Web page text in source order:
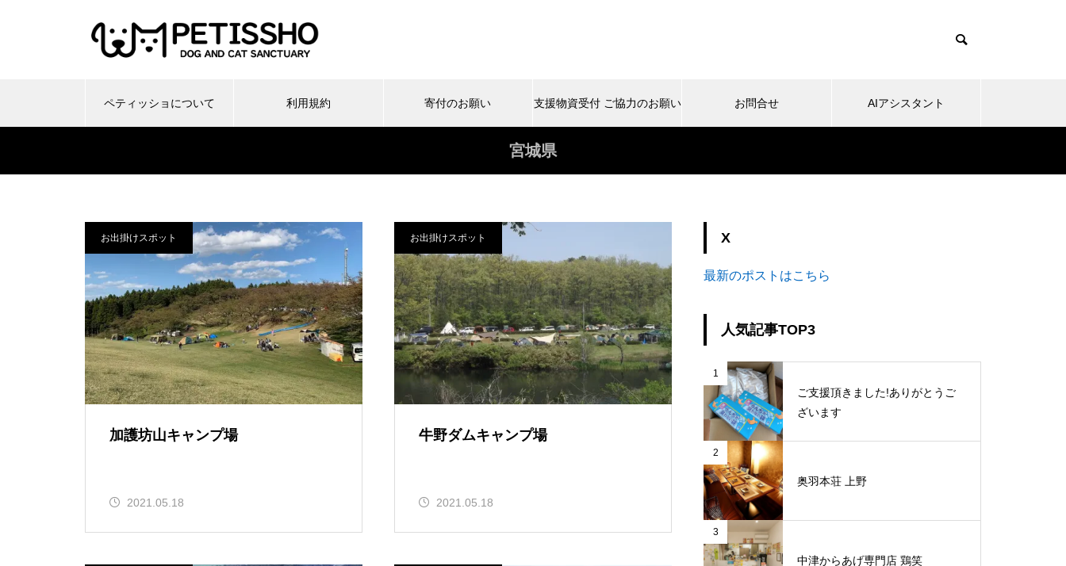
ペティッショについて 利用規約 寄付のお願い 支援物資受付 ご協力のお願い お問合せ AIアシスタント
宮城県
お出掛けスポット
加護坊山キャンプ場
2021.05.18
お出掛けスポット
牛野ダムキャンプ場
2021.05.18
X
最新のポストはこちら
人気記事TOP3
1
ご支援頂きました!ありがとうご
ざいます
2
奥羽本荘 上野
3
中津からあげ専門店 鶏笑